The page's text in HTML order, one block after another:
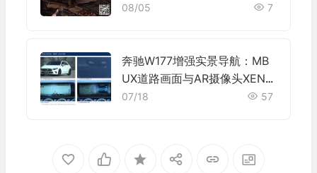
08/05 7
奔驰W177增强实景导航：MB
UX道路画面与AR摄像头XENT
RY标定
07/18 57